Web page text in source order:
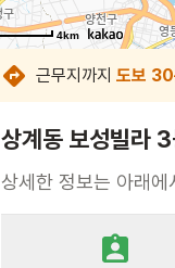
4km
4km
4km
4km
4km
4km
4km
4km
근무지까지 도보
상계동 보성빌라
상세한 정보는 아래